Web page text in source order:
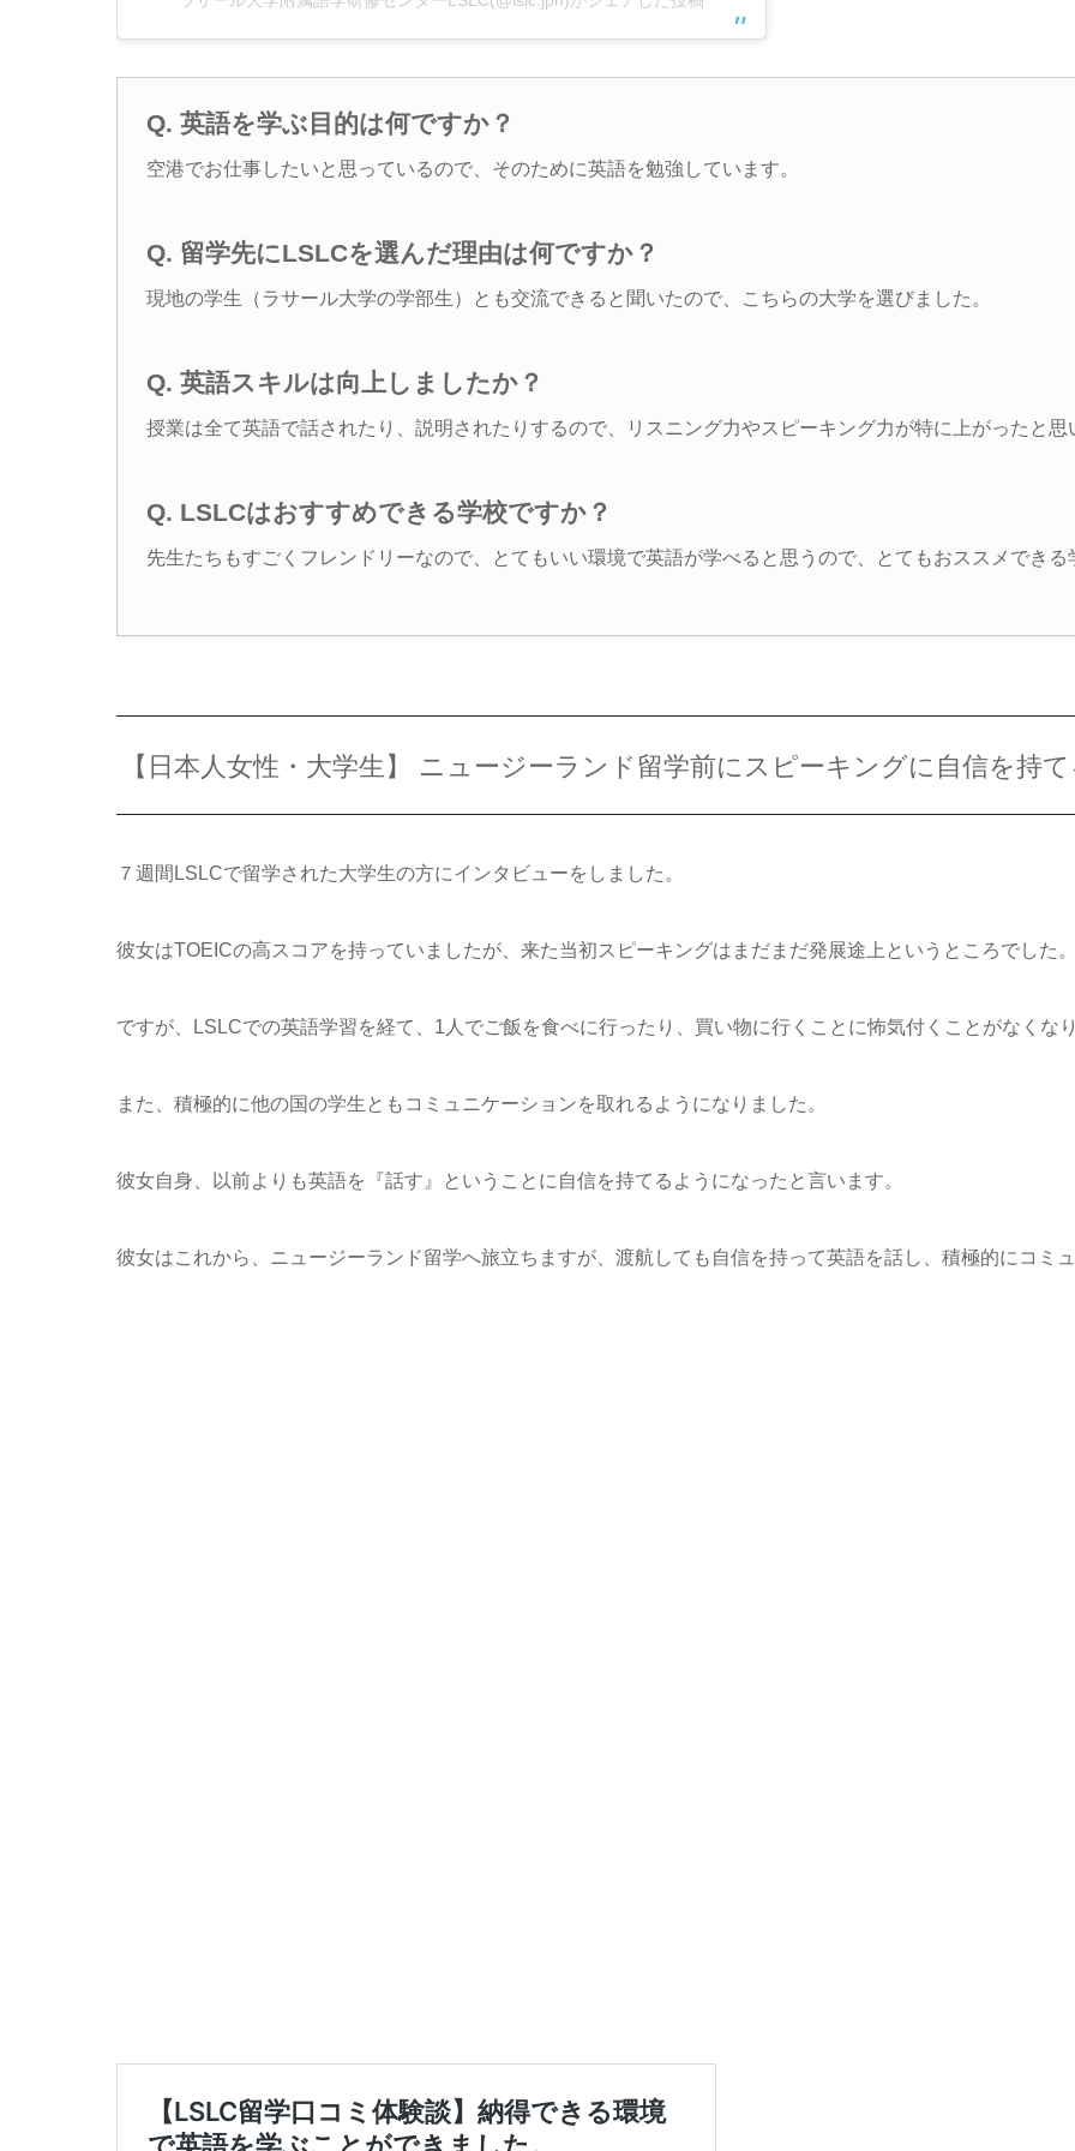
Q. 英語を学ぶ目的は何ですか？
空港でお仕事したいと思っているので、そのために英語を勉強しています。
Q. 留学先にLSLCを選んだ理由は何ですか？
現地の学生（ラサール大学の学部生）とも交流できると聞いたので、こちらの大学を選びました。
Q. 英語スキルは向上しましたか？
授業は全て英語で話されたり、説明されたりするので、リスニング力やスピーキング力が特に上がったと思
Q. LSLCはおすすめできる学校ですか？
先生たちもすごくフレンドリーなので、とてもいい環境で英語が学べると思うので、とてもおススメでき
【日本人女性・大学生】 ニュージーランド留学前にスピーキングに自信を持
７週間LSLCで留学された大学生の方にインタビューをしました。
彼女はTOEICの高スコアを持っていましたが、来た当初スピーキングはまだまだ発展途上というところでした
ですが、LSLCでの英語学習を経て、1人でご飯を食べに行ったり、買い物に行くことに怖気付くことがなくな
また、積極的に他の国の学生ともコミュニケーションを取れるようになりました。
彼女自身、以前よりも英語を『話す』ということに自信を持てるようになったと言います。
彼女はこれから、ニュージーランド留学へ旅立ちますが、渡航しても自信を持って英語を話し、積極的にコミ